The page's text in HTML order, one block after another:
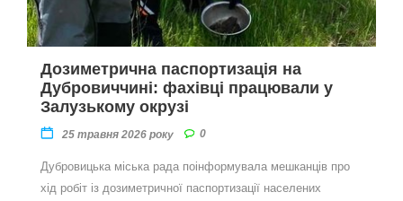
Дозиметрична паспортизація на
Дубровиччині: фахівці працювали у
Залузькому окрузі
25 травня 2026 року 0
Дубровицька міська рада поінформувала мешканців про
хід робіт із дозиметричної паспортизації населених